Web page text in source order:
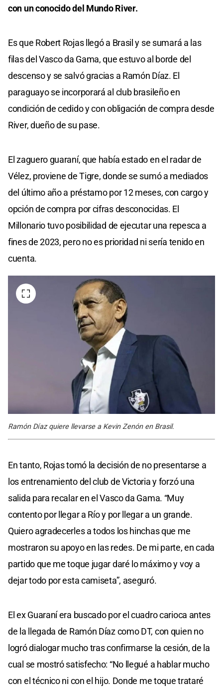
con un conocido del Mundo River.
Es que Robert Rojas llegó a Brasil y se sumará a las
filas del Vasco da Gama, que estuvo al borde del
descenso y se salvó gracias a Ramón Díaz. El
paraguayo se incorporará al club brasileño en
condición de cedido y con obligación de compra desde
River, dueño de su pase.
El zaguero guaraní, que había estado en el radar de
Vélez, proviene de Tigre, donde se sumó a mediados
del último año a préstamo por 12 meses, con cargo y
opción de compra por cifras desconocidas. El
Millonario tuvo posibilidad de ejecutar una repesca a
fines de 2023, pero no es prioridad ni sería tenido en
cuenta.
Ramón Díaz quiere llevarse a Kevin Zenón en Brasil.
En tanto, Rojas tomó la decisión de no presentarse a
los entrenamiento del club de Victoria y forzó una
salida para recalar en el Vasco da Gama. “Muy
contento por llegar a Río y por llegar a un grande.
Quiero agradecerles a todos los hinchas que me
mostraron su apoyo en las redes. De mi parte, en cada
partido que me toque jugar daré lo máximo y voy a
dejar todo por esta camiseta”, aseguró.
El ex Guaraní era buscado por el cuadro carioca antes
de la llegada de Ramón Díaz como DT, con quien no
logró dialogar mucho tras confirmarse la cesión, de la
cual se mostró satisfecho: “No llegué a hablar mucho
con el técnico ni con el hijo. Donde me toque trataré